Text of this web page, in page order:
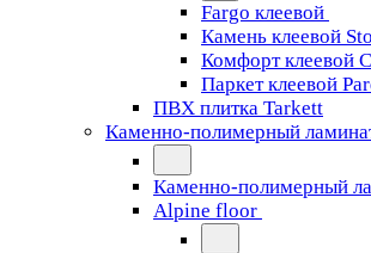
Fargo клеевой
Камень клеевой
Комфорт клеевой
Паркет клеевой
ПВХ плитка Tarkett
Каменно-полимерный
Каменно-полимерный
Alpine floor